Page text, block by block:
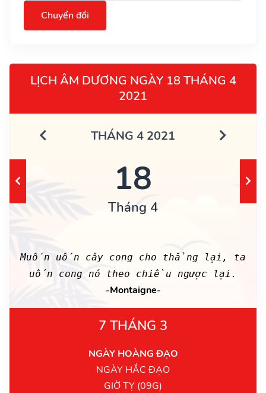
Chuyển đổi
LỊCH ÂM DƯƠNG NGÀY 18 THÁNG 4
2021
THÁNG 4 2021
18
Tháng 4
Muốn uốn cây cong cho thẳng lại, ta
uốn cong nó theo chiều ngược lại.
-Montaigne-
7 THÁNG 3
NGÀY HOÀNG ĐẠO
NGÀY HẮC ĐẠO
GIỜ TỴ (09G)